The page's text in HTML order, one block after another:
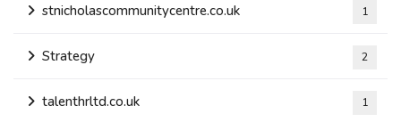
stnicholascommunitycentre.co.uk 1
Strategy 2
talenthrltd.co.uk 1